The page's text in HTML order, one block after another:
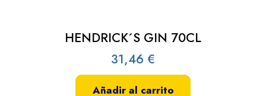
HENDRICK´S GIN 70CL
31,46 €
Añadir al carrito